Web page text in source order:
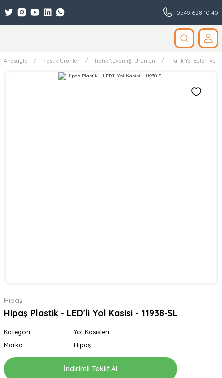
0549 628 10 40
Anasayfa Plastik Ürünler Trafik Güvenliği Ürünleri Trafik Yol Buton Ve
Hipaş
Hipaş Plastik - LED'li Yol Kasisi - 11938-SL
Kategori
Yol Kasisleri
Marka
Hipaş
İndirimli Teklif Al